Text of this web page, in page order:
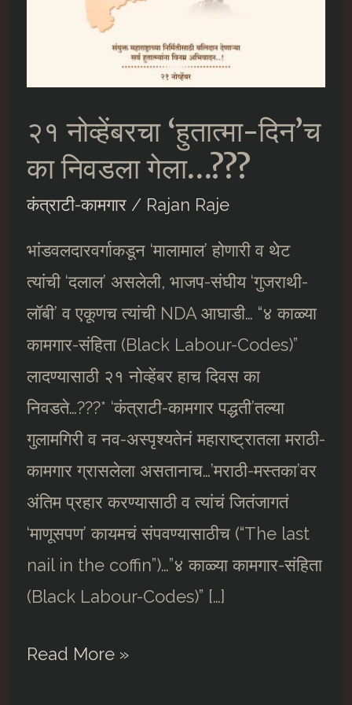
२१ नोव्हेंबरचा ‘हुतात्मा-दिन’च
का निवडला गेला…???
कंत्राटी-कामगार/ Rajan Raje
भांडवलदारवर्गाकडून ‘मालामाल’ होणारी व थेट
त्यांची ‘दलाल’ असलेली, भाजप-संघीय ‘गुजराथी-
लाॅबी’ व एकूणच त्यांची NDA आघाडी… “४ काळ्या
कामगार-संहिता (Black Labour-Codes)”
लादण्यासाठी २१ नोव्हेंबर हाच दिवस का
निवडते…???* ‘कंत्राटी-कामगार पद्धती’तल्या
गुलामगिरी व नव-अस्पृश्यतेनं महाराष्ट्रातला मराठी-
कामगार ग्रासलेला असतानाच…’मराठी-मस्तका’वर
अंतिम प्रहार करण्यासाठी व त्यांचं जितंजागतं
‘माणूसपण’ कायमचं संपवण्यासाठीच (“The last
nail in the coffin”)…”४ काळ्या कामगार-संहिता
(Black Labour-Codes)” […]
२१
Read More »